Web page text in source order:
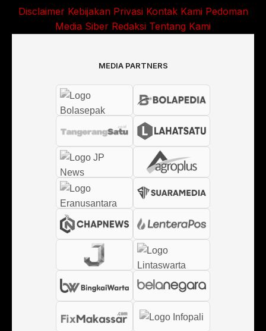
Disclaimer Kebijakan Privasi Kontak Kami Pedoman
Media Siber Redaksi Tentang Kami
MEDIA PARTNERS